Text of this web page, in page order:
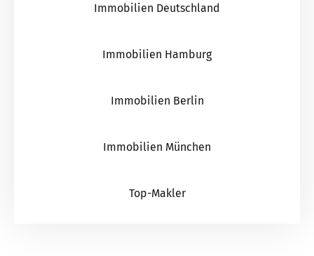
Immobilien Deutschland
Immobilien Hamburg
Immobilien Berlin
Immobilien München
Top-Makler